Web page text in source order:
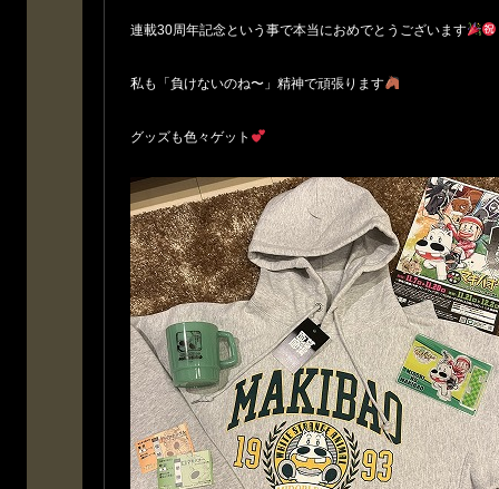
連載30周年記念という事で本当におめでとうございます
私も「負けないのね〜」精神で頑張ります
グッズも色々ゲット